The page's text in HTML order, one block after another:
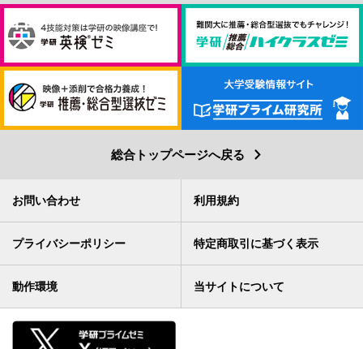
総合トップページへ戻る
お問い合わせ 利用規約
プライバシーポリシー 特定商取引に基づく表示
動作環境 当サイトについて